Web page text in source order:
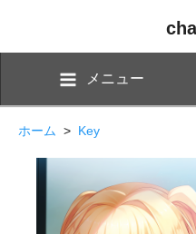
メニュー
ホーム > Key